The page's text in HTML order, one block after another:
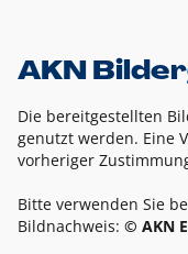
AKN
Die bereitgestellten
genutzt werden. Eine
vorheriger
Bitte verwenden Sie
Bildnachweis: © AKN